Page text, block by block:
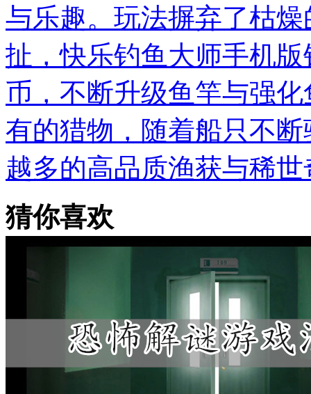
与乐趣。玩法摒弃了枯
扯，快乐钓鱼大师手机
币，不断升级鱼竿与强
有的猎物，随着船只不
越多的高品质渔获与稀
猜你喜欢